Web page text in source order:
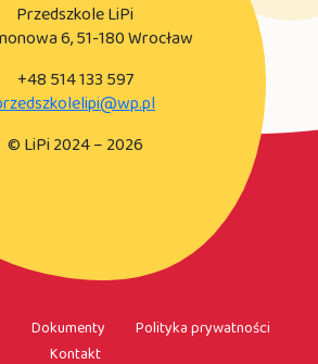
Przedszkole LiPi
6, 51-180 Wrocław
+48 514 133 597
© LiPi 2024 – 2026
Dokumenty
Polityka prywatności
Kontakt